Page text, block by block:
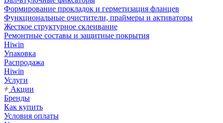
Формирование прокладок и герметизация фланцев
Функциональные очистители, праймеры и активаторы
Жесткое структурное склеивание
Ремонтные составы и защитные покрытия
Hiwin
Упаковка
Распродажа
Hiwin
Услуги
Акции
Бренды
Как купить
Условия оплаты